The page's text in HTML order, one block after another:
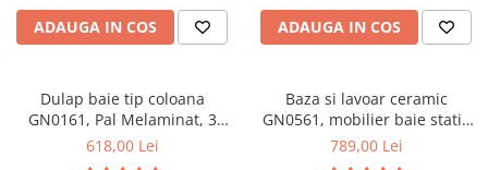
Suporturi si rafturi pantofi
Portmantouri
Seturi mobilier hol
Stender haine
Suport pentru umerase
ADAUGA IN COS
cu dulap GN0201,
dreptunghiulara, PAL,
ADAUGA IN COS
Dulap baie tip coloana
GN0161, Pal Melaminat, 3
rafturi, cos rufe, alb
618,00 Lei
Baza si lavoar ceramic
GN0561, mobilier baie stativ
70 cm, front MDF, 2 usi,
789,00 Lei